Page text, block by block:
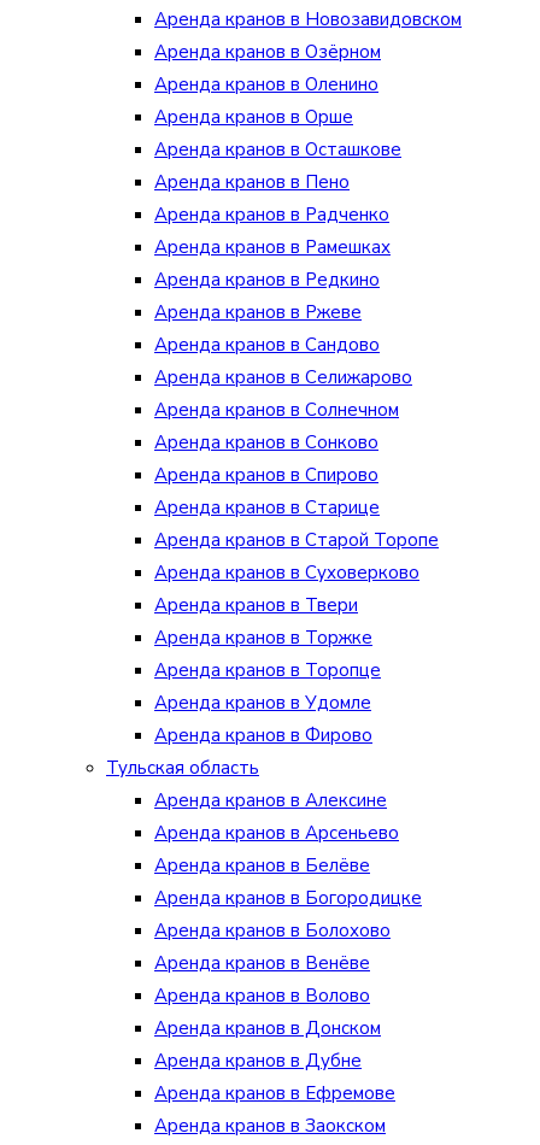
Аренда кранов в Новозавидовском
Аренда кранов в Озёрном
Аренда кранов в Оленино
Аренда кранов в Орше
Аренда кранов в Осташкове
Аренда кранов в Пено
Аренда кранов в Радченко
Аренда кранов в Рамешках
Аренда кранов в Редкино
Аренда кранов в Ржеве
Аренда кранов в Сандово
Аренда кранов в Селижарово
Аренда кранов в Солнечном
Аренда кранов в Сонково
Аренда кранов в Спирово
Аренда кранов в Старице
Аренда кранов в Старой Торопе
Аренда кранов в Суховерково
Аренда кранов в Твери
Аренда кранов в Торжке
Аренда кранов в Торопце
Аренда кранов в Удомле
Аренда кранов в Фирово
Тульская область
Аренда кранов в Алексине
Аренда кранов в Арсеньево
Аренда кранов в Белёве
Аренда кранов в Богородицке
Аренда кранов в Болохово
Аренда кранов в Венёве
Аренда кранов в Волово
Аренда кранов в Донском
Аренда кранов в Дубне
Аренда кранов в Ефремове
Аренда кранов в Заокском